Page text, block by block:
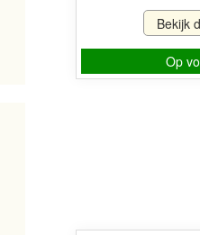
Bekijk
Op